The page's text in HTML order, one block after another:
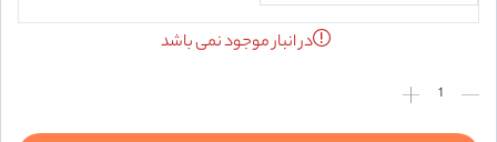
در انبار موجود نمی باشد